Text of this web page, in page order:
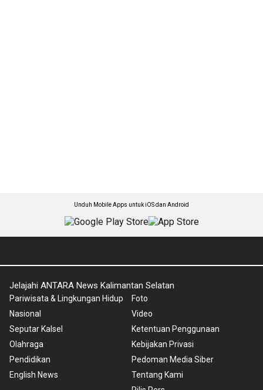
Unduh Mobile Apps untuk iOS dan Android
Jelajahi ANTARA News Kalimantan Selatan
Pariwisata & Lingkungan Hidup
Nasional
Seputar Kalsel
Olahraga
Pendidikan
English News
Foto
Video
Ketentuan Penggunaan
Kebijakan Privasi
Pedoman Media Siber
Tentang Kami